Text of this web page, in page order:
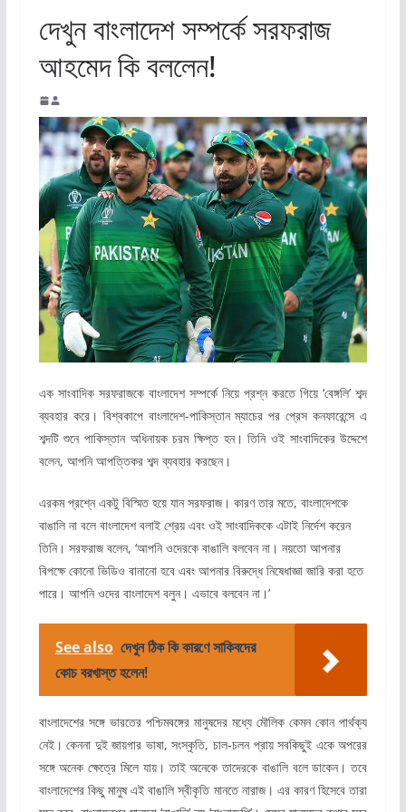
দেখুন বাংলাদেশ সম্পর্কে সরফরাজ
আহমেদ কি বললেন!
এক সাংবাদিক সরফরাজকে বাংলাদেশ সম্পর্কে নিয়ে প্রশ্ন করতে গিয়ে ‘বেঙ্গলি’ শব্দ
ব্যবহার করে। বিশ্বকাপে বাংলাদেশ-পাকিস্তান ম্যাচের পর প্রেস কনফারেন্সে এ
শব্দটি শুনে পাকিস্তান অধিনায়ক চরম ক্ষিপ্ত হন। তিনি ওই সাংবাদিকের উদ্দেশে
বলেন, আপনি আপত্তিকর শব্দ ব্যবহার করছেন।
এরকম প্রশ্নে একটু বিস্মিত হয়ে যান সরফরাজ। কারণ তার মতে, বাংলাদেশকে
বাঙালি না বলে বাংলাদেশ বলাই শ্রেয় এবং ওই সাংবাদিককে এটাই নির্দেশ করেন
তিনি। সরফরাজ বলেন, ‘আপনি ওদেরকে বাঙালি বলবেন না। নয়তো আপনার
বিপক্ষে কোনো ভিডিও বানানো হবে এবং আপনার বিরুদ্ধে নিষেধাজ্ঞা জারি করা হতে
পারে। আপনি ওদের বাংলাদেশ বলুন। এভাবে বলবেন না।’
See also দেখুন ঠিক কি কারণে সাকিবদের
কোচ বরখাস্ত হলেন!
বাংলাদেশের সঙ্গে ভারতের পশ্চিমবঙ্গের মানুষদের মধ্যে মৌলিক কেমন কোন পার্থক্য
নেই। কেননা দুই জায়গার ভাষা, সংস্কৃতি, চাল-চলন প্রায় সবকিছুই একে অপরের
সঙ্গে অনেক ক্ষেত্রে মিলে যায়। তাই অনেকে তাদেরকে বাঙালি বলে ডাকেন। তবে
বাংলাদেশের কিছু মানুষ এই বাঙালি স্বীকৃতি মানতে নারাজ। এর কারণ হিসেবে তারা